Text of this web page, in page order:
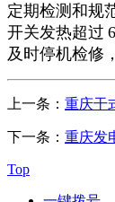
定期检测和规
开关发热超过
及时停机检修
上一条： 重庆干
下一条： 重庆发
Top